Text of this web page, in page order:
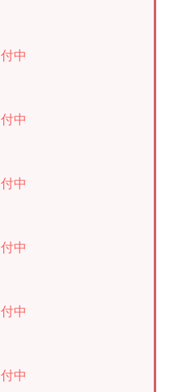
中
中
中
中
中
中